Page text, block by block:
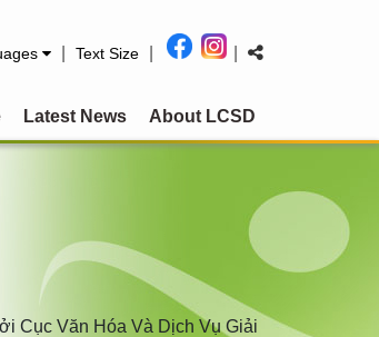
Text Size
Latest News About LCSD
Cục Văn Hóa Và Dịch Vụ Giải